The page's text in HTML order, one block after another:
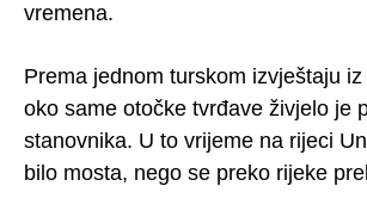
vremena.
Prema jednom turskom izvještaju
oko same otočke tvrđave živjelo je
stanovnika. U to vrijeme na rijeci
bilo mosta, nego se preko rijeke